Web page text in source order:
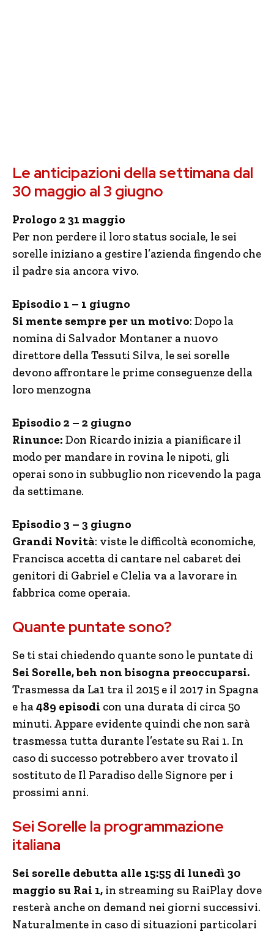
Le anticipazioni della settimana dal
30 maggio al 3 giugno
Prologo 2 31 maggio
Per non perdere il loro status sociale, le sei
sorelle iniziano a gestire l’azienda fingendo che
il padre sia ancora vivo.
Episodio 1 – 1 giugno
Si mente sempre per un motivo: Dopo la
nomina di Salvador Montaner a nuovo
direttore della Tessuti Silva, le sei sorelle
devono affrontare le prime conseguenze della
loro menzogna
Episodio 2 – 2 giugno
Rinunce: Don Ricardo inizia a pianificare il
modo per mandare in rovina le nipoti, gli
operai sono in subbuglio non ricevendo la paga
da settimane.
Episodio 3 – 3 giugno
Grandi Novità: viste le difficoltà economiche,
Francisca accetta di cantare nel cabaret dei
genitori di Gabriel e Clelia va a lavorare in
fabbrica come operaia.
Quante puntate sono?
Se ti stai chiedendo quante sono le puntate di
Sei Sorelle, beh non bisogna preoccuparsi.
Trasmessa da La1 tra il 2015 e il 2017 in Spagna
e ha489 episodi con una durata di circa 50
minuti. Appare evidente quindi che non sarà
trasmessa tutta durante l’estate su Rai 1. In
caso di successo potrebbero aver trovato il
sostituto de Il Paradiso delle Signore per i
prossimi anni.
Sei Sorelle la programmazione
italiana
Sei sorelle debutta alle 15:55 di lunedì 30
maggio su Rai 1, in streaming su RaiPlay dove
resterà anche on demand nei giorni successivi.
Naturalmente in caso di situazioni particolari